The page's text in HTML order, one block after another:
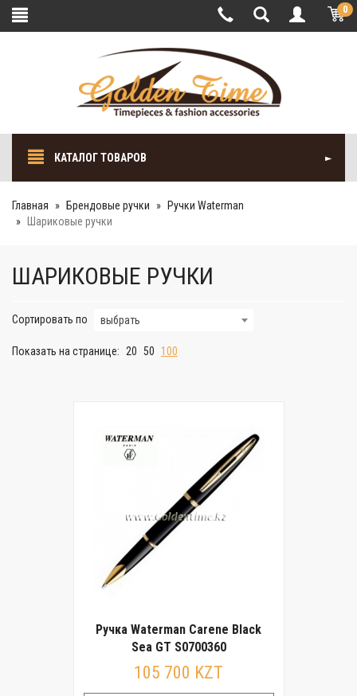
0
КАТАЛОГ ТОВАРОВ
Главная Брендовые ручки
Ручки Waterman
Шариковые ручки
ШАРИКОВЫЕ РУЧКИ
Сортировать по выбрать
Показать на странице: 20 50 100
Ручка Waterman Carene Black
Sea GT S0700360
105 700 KZT